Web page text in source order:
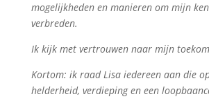
mogelijkheden en manieren om mijn
verbreden.
Ik kijk met vertrouwen naar mijn
Kortom: ik raad Lisa iedereen aan die
helderheid, verdieping en een